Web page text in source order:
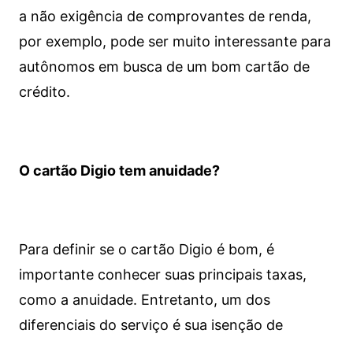
a não exigência de comprovantes de renda,
por exemplo, pode ser muito interessante para
autônomos em busca de um bom cartão de
crédito.
O cartão Digio tem anuidade?
Para definir se o cartão Digio é bom, é
importante conhecer suas principais taxas,
como a anuidade. Entretanto, um dos
diferenciais do serviço é sua isenção de